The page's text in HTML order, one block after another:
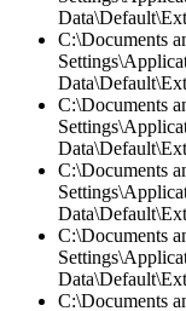
C:\Documents
C:\Documents
C:\Documents
C:\Documents
C:\Documents